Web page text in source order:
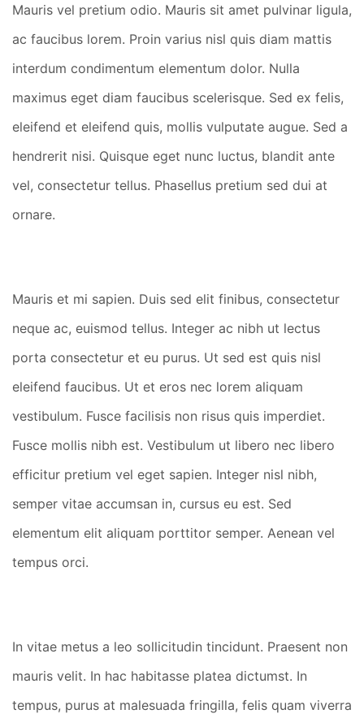
Mauris vel pretium odio. Mauris sit amet pulvinar ligula,
ac faucibus lorem. Proin varius nisl quis diam mattis
interdum condimentum elementum dolor. Nulla
maximus eget diam faucibus scelerisque. Sed ex felis,
eleifend et eleifend quis, mollis vulputate augue. Sed a
hendrerit nisi. Quisque eget nunc luctus, blandit ante
vel, consectetur tellus. Phasellus pretium sed dui at
ornare.
Mauris et mi sapien. Duis sed elit finibus, consectetur
neque ac, euismod tellus. Integer ac nibh ut lectus
porta consectetur et eu purus. Ut sed est quis nisl
eleifend faucibus. Ut et eros nec lorem aliquam
vestibulum. Fusce facilisis non risus quis imperdiet.
Fusce mollis nibh est. Vestibulum ut libero nec libero
efficitur pretium vel eget sapien. Integer nisl nibh,
semper vitae accumsan in, cursus eu est. Sed
elementum elit aliquam porttitor semper. Aenean vel
tempus orci.
In vitae metus a leo sollicitudin tincidunt. Praesent non
mauris velit. In hac habitasse platea dictumst. In
tempus, purus at malesuada fringilla, felis quam viverra